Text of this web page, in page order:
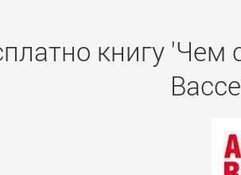
книгу